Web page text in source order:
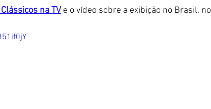
na TV e o vídeo sobre a exibição no Brasil, no